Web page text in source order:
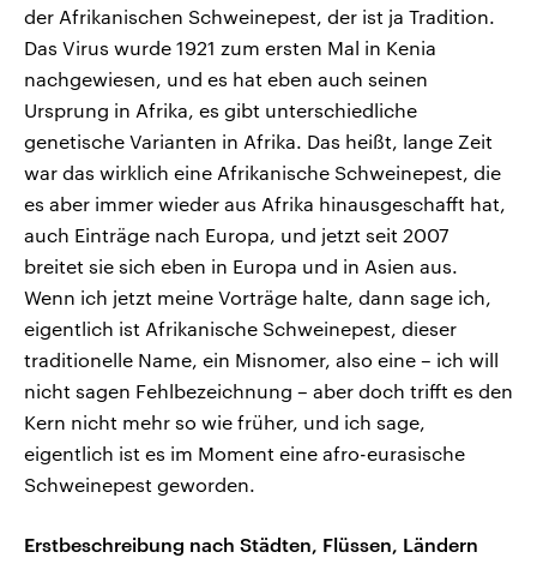
der Afrikanischen Schweinepest, der ist ja Tradition.
Das Virus wurde 1921 zum ersten Mal in Kenia
nachgewiesen, und es hat eben auch seinen
Ursprung in Afrika, es gibt unterschiedliche
genetische Varianten in Afrika. Das heißt, lange Zeit
war das wirklich eine Afrikanische Schweinepest, die
es aber immer wieder aus Afrika hinausgeschafft hat,
auch Einträge nach Europa, und jetzt seit 2007
breitet sie sich eben in Europa und in Asien aus.
Wenn ich jetzt meine Vorträge halte, dann sage ich,
eigentlich ist Afrikanische Schweinepest, dieser
traditionelle Name, ein Misnomer, also eine – ich will
nicht sagen Fehlbezeichnung – aber doch trifft es den
Kern nicht mehr so wie früher, und ich sage,
eigentlich ist es im Moment eine afro-eurasische
Schweinepest geworden.
Erstbeschreibung nach Städten, Flüssen, Ländern